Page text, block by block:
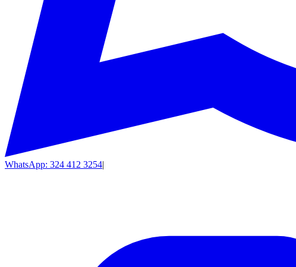
WhatsApp: 324 412 3254|